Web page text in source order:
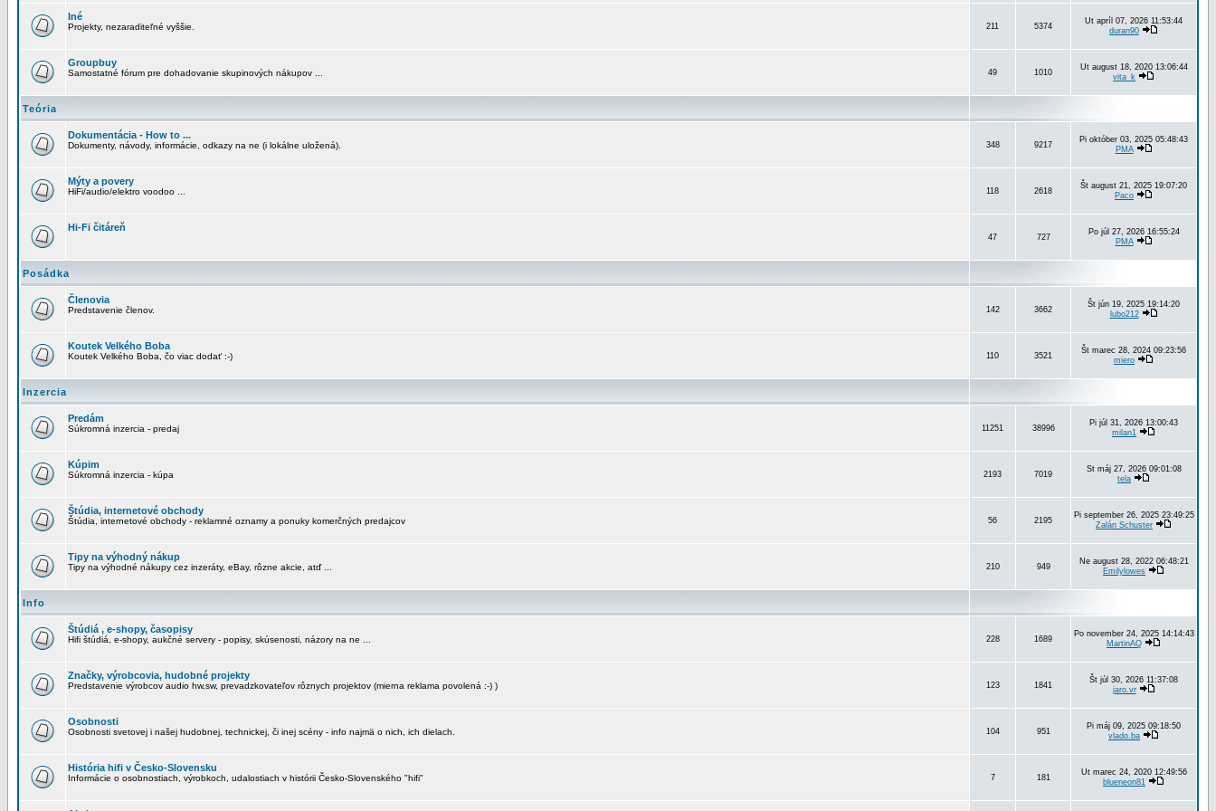
Iné
Projekty, nezaraditeľné vyššie. 211 5374
Ut apríl 07, 2026 11:53:44
duran90
Groupbuy
Samostatné fórum pre dohadovanie skupinových nákupov ... 49 1010
Ut august 18, 2020 13:06:44
vita_k
Teória
Dokumentácia - How to ...
Dokumenty, návody, informácie, odkazy na ne (i lokálne uložená). 348 9217
Pi október 03, 2025 05:48:43
PMA
Mýty a povery
HiFi/audio/elektro voodoo ... 118 2618
Št august 21, 2025 19:07:20
Paco
Hi-Fi čitáreň
47 727
Po júl 27, 2026 16:55:24
PMA
Posádka
Členovia
Predstavenie členov. 142 3662
Št jún 19, 2025 19:14:20
lubo212
Koutek Velkého Boba
Koutek Velkého Boba, čo viac dodať :-) 110 3521
Št marec 28, 2024 09:23:56
miero
Inzercia
Predám
Súkromná inzercia - predaj 11251 38996
Pi júl 31, 2026 13:00:43
milan1
Kúpim
Súkromná inzercia - kúpa 2193 7019
St máj 27, 2026 09:01:08
tela
Štúdia, internetové obchody
Štúdia, internetové obchody - reklamné oznamy a ponuky komerčných predajcov 56 2195
Pi september 26, 2025 23:49:25
Zalán Schuster
Tipy na výhodný nákup
Tipy na výhodné nákupy cez inzeráty, eBay, rôzne akcie, atď ... 210 949
Ne august 28, 2022 06:48:21
Emilylowes
Info
Štúdiá , e-shopy, časopisy
Hifi štúdiá, e-shopy, aukčné servery - popisy, skúsenosti, názory na ne ... 228 1689
Po november 24, 2025 14:14:43
MartinAQ
Značky, výrobcovia, hudobné projekty
Predstavenie výrobcov audio hw,sw, prevadzkovateľov rôznych projektov (mierna reklama povolená :-) ) 123 1841
Št júl 30, 2026 11:37:08
jaro.vr
Osobnosti
Osobnosti svetovej i našej hudobnej, technickej, či inej scény - info najmä o nich, ich dielach. 104 951
Pi máj 09, 2025 09:18:50
vlado.ba
História hifi v Česko-Slovensku
Informácie o osobnostiach, výrobkoch, udalostiach v histórii Česko-Slovenského "hifi" 7 181
Ut marec 24, 2020 12:49:56
blueneon81